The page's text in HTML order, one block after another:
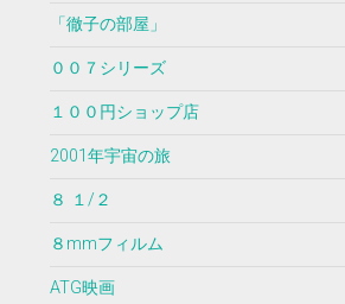
「徹子の部屋」
００７シリーズ
１００円ショップ店
2001年宇宙の旅
８ １/２
８mmフィルム
ATG映画